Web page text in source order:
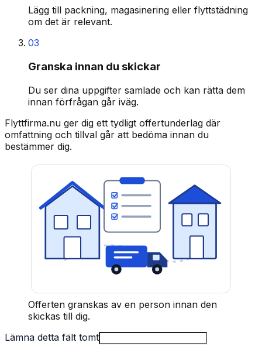
Lägg till packning, magasinering eller flyttstädning
om det är relevant.
03
Granska innan du skickar
Du ser dina uppgifter samlade och kan rätta dem
innan förfrågan går iväg.
Flyttfirma.nu ger dig ett tydligt offertunderlag där
omfattning och tillval går att bedöma innan du
bestämmer dig.
Offerten granskas av en person innan den
skickas till dig.
Lämna detta fält tomt